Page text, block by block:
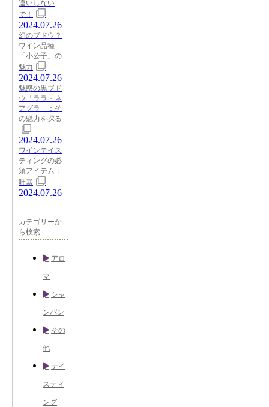
違いしない
で！
2024.07.26
幻のブドウ？
ワイン品種
「小公子」の
魅力
2024.07.26
魅惑の黒ブド
ウ「ララ・ネ
アグラ」：そ
の魅力を探る
2024.07.26
ワインテイス
ティングの必
須アイテム：
吐器
2024.07.26
カテゴリーか
ら検索
アロ
マ
シャ
ンパン
その
他
テイ
スティ
ング